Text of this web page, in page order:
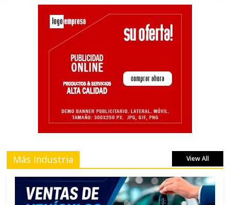
Más Industria View All